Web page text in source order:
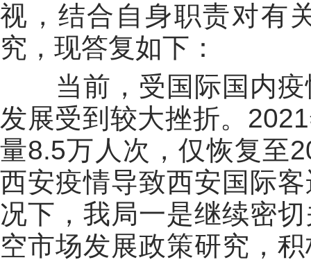
视， 结合自身职责对有
究，现答复如下：
当前 ， 受国际国内
发展受到较大挫折。
量8.5万人次，仅恢复至
西安疫情导致西安国际
况下，我局一是继续密
空市场发展政策研究，